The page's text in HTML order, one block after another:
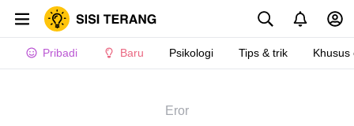
Pribadi Baru Psikologi Tips & trik Khusus
Eror